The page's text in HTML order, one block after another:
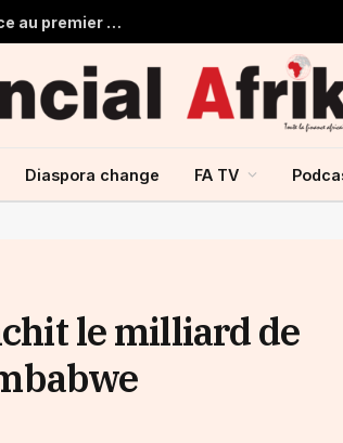
Les banques marocaines consolident leur croissance au premier semestre 2026
Diaspora change FA TV
le milliard de